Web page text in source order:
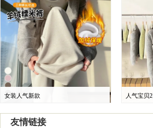
女装人气新款 人气宝贝2
友情链接